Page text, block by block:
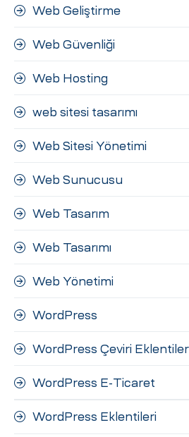
Web Geliştirme
Web Güvenliği
Web Hosting
web sitesi tasarımı
Web Sitesi Yönetimi
Web Sunucusu
Web Tasarım
Web Tasarımı
Web Yönetimi
WordPress
WordPress Çeviri
WordPress E-Ticaret
WordPress Eklentileri